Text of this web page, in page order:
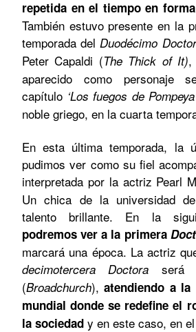
repetida en el tiempo en
También estuvo presente en la
temporada del Duodécimo Doctor
Peter Capaldi (The Thick of It),
aparecido como personaje
capítulo ‘Los fuegos de
noble griego, en la cuarta
En esta última temporada, la
pudimos ver como su fiel
interpretada por la actriz Pearl
Un chica de la universidad
talento brillante. En la
podremos ver a la primera
marcará una época. La actriz
decimotercera Doctora será
(Broadchurch),atendiendo a la
mundial donde se redefine el
la sociedad y en este caso, en